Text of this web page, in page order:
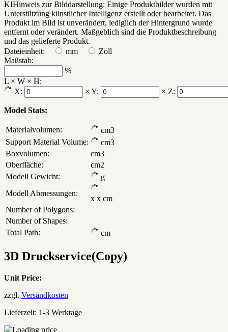
KIHinweis zur Bilddarstellung: Einige Produktbilder wurden mit
Unterstützung künstlicher Intelligenz erstellt oder bearbeitet. Das
Produkt im Bild ist unverändert, lediglich der Hintergrund wurde
entfernt oder verändert. Maßgeblich sind die Produktbeschreibung
und das gelieferte Produkt.
Dateieinheit:
mm
Zoll
Maßstab:
%
L × W × H:
X:
× Y: × Z:
Model Stats:
Materialvolumen:
cm3
Support Material Volume:
cm3
Boxvolumen:
cm3
Oberfläche:
cm2
Modell Gewicht:
g
Modell Abmessungen:
x x cm
Number of Polygons:
Number of Shapes:
Total Path:
cm
3D Druckservice(Copy)
Unit Price:
zzgl. Versandkosten
Lieferzeit: 1-3 Werktage